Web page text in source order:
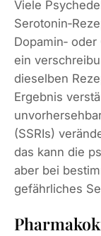
Viele
Dopamin‑
ein
dieselben
Ergebnis
(SSRIs)
das kann die
aber bei
gefährliches